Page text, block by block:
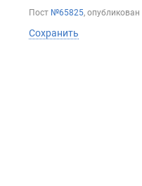
Пост №65825, опубликован
Сохранить